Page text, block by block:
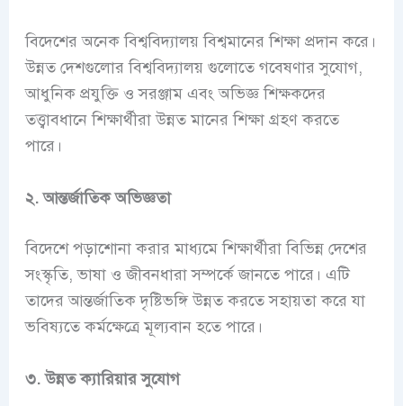
বিদেশের অনেক বিশ্ববিদ্যালয় বিশ্বমানের শিক্ষা প্রদান করে।
উন্নত দেশগুলোর বিশ্ববিদ্যালয় গুলোতে গবেষণার সুযোগ,
আধুনিক প্রযুক্তি ও সরঞ্জাম এবং অভিজ্ঞ শিক্ষকদের
তত্ত্বাবধানে শিক্ষার্থীরা উন্নত মানের শিক্ষা গ্রহণ করতে
পারে।
২. আন্তর্জাতিক অভিজ্ঞতা
বিদেশে পড়াশোনা করার মাধ্যমে শিক্ষার্থীরা বিভিন্ন দেশের
সংস্কৃতি, ভাষা ও জীবনধারা সম্পর্কে জানতে পারে। এটি
তাদের আন্তর্জাতিক দৃষ্টিভঙ্গি উন্নত করতে সহায়তা করে যা
ভবিষ্যতে কর্মক্ষেত্রে মূল্যবান হতে পারে।
৩. উন্নত ক্যারিয়ার সুযোগ